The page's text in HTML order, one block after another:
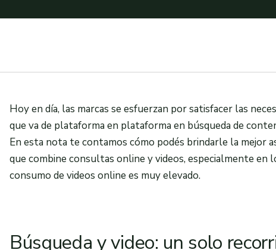
Hoy en día, las marcas se esfuerzan por satisfacer las
que va de plataforma en plataforma en búsqueda de
En esta nota te contamos cómo podés brindarle la mejor
que combine consultas online y videos, especialmente en
consumo de videos online es muy elevado.
Búsqueda y video: un solo